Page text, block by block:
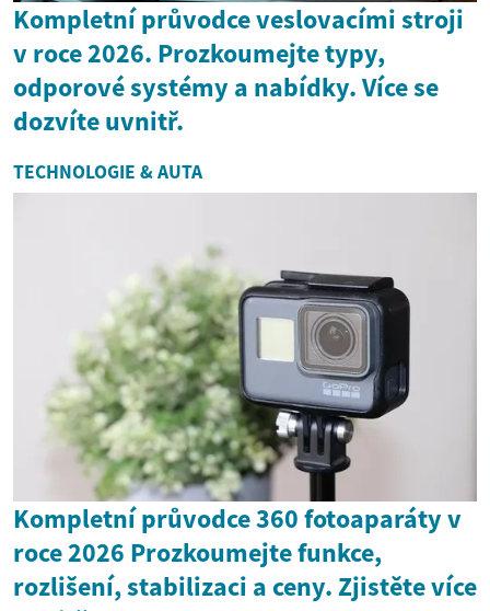
Kompletní průvodce veslovacími stroji
v roce 2026. Prozkoumejte typy,
odporové systémy a nabídky. Více se
dozvíte uvnitř.
TECHNOLOGIE & AUTA
Kompletní průvodce 360 fotoaparáty v
roce 2026 Prozkoumejte funkce,
rozlišení, stabilizaci a ceny. Zjistěte více